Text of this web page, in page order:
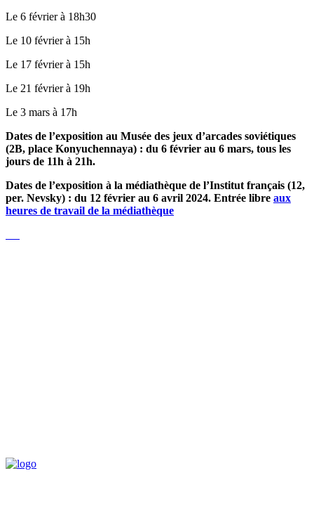
Le 6 février à 18h30
Le 10 février à 15h
Le 17 février à 15h
Le 21 février à 19h
Le 3 mars à 17h
Dates de l’exposition au Musée des jeux d’arcades soviétiques
(2B, place Konyuchennaya) : du 6 février au 6 mars, tous les
jours de 11h à 21h.
Dates de l’exposition à la médiathèque de l’Institut français (12,
per. Nevsky) : du 12 février au 6 avril 2024. Entrée libre aux
heures de travail de la médiathèque